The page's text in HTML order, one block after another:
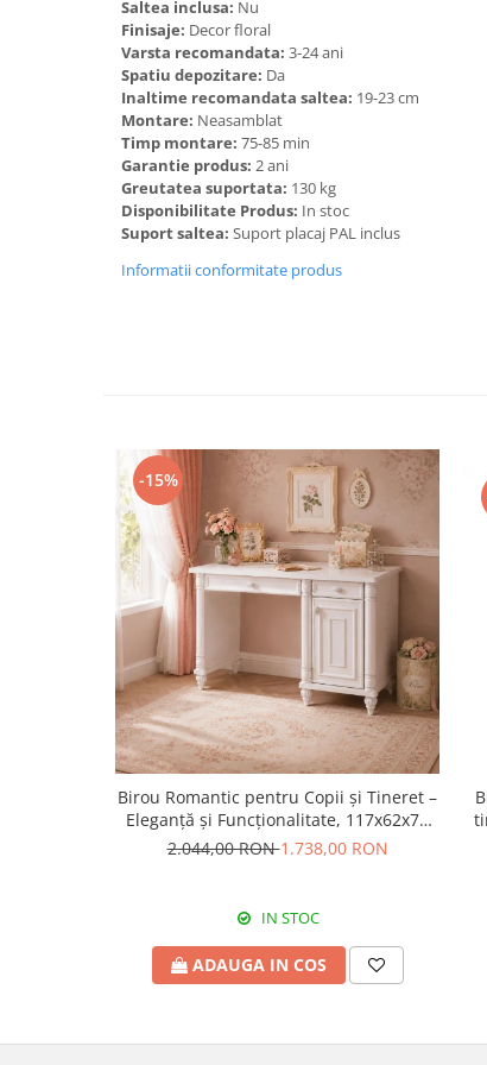
Saltea inclusa: Nu
Finisaje: Decor floral
Varsta recomandata: 3-24 ani
Spatiu depozitare: Da
Inaltime recomandata saltea: 19-23 cm
Montare: Neasamblat
Timp montare: 75-85 min
Garantie produs: 2 ani
Greutatea suportata: 130 kg
Disponibilitate Produs: In stoc
Suport saltea: Suport placaj PAL inclus
Informatii conformitate produs
-15%
Birou Romantic pentru Copii și Tineret –
Eleganță și Funcționalitate, 117x62x75
cm
2.044,00 RON1.738,00 RON
IN STOC
ADAUGA IN COS